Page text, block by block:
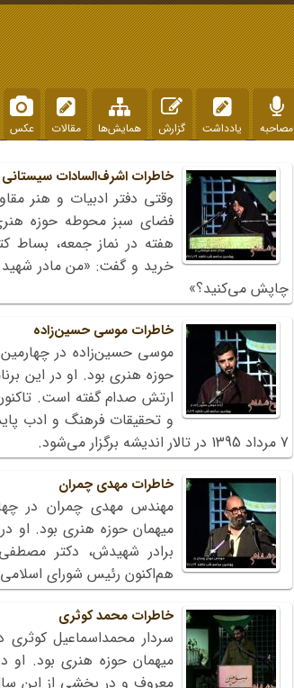
مصاحبه یادداشت گزارش همایش‌ها مقالات عکس
خاطرات اشرف‌السادات سیستانی
وقتی دفتر ادبیات و هنر
فضای سبز محوطه حوزه
هفته در نماز جمعه، بساط
خرید و گفت: «من مادر
چاپش می‌کنید؟»
خاطرات موسی حسین‌زاده
حوزه هنری بود. او در این
و تحقیقات فرهنگ و ادب
7 مرداد 1395 در تالار اندیشه برگزار می‌شود.
خاطرات مهدی چمران
میهمان حوزه هنری بود. او
برادر شهیدش، دکتر
هم‌اکنون رئیس شورای
خاطرات محمد کوثری
میهمان حوزه هنری بود.